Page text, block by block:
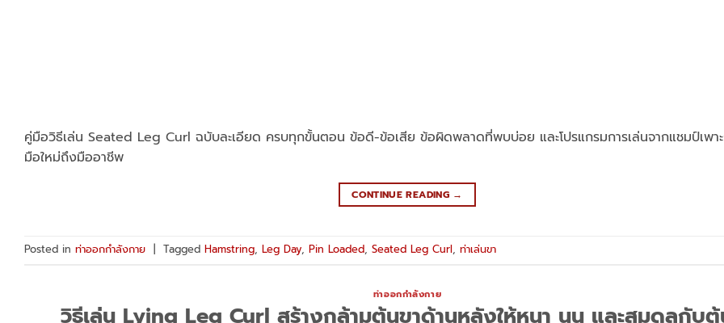
คู่มือวิธีเล่น Seated Leg Curl ฉบับละเอียด ครบทุกขั้นตอน ข้อดี-ข้อเสีย ข้อผิดพลาดที่พบบ่อย และโปรแกรมการเล่นจากแชมป์เพา
มือใหม่ถึงมืออาชีพ
CONTINUE READING →
Posted in ท่าออกกำลังกาย | Tagged Hamstring, Leg Day, Pin Loaded, Seated Leg Curl, ท่าเล่นขา
ท่าออกกำลังกาย
วิธีเล่น Lying Leg Curl สร้างกล้ามต้นขาด้านหลังให้หนา นูน และสมดุลกับต้